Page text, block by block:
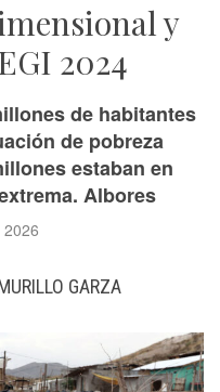
y
2024
de habitantes
de pobreza
estaban en
Albores
2026
GARZA